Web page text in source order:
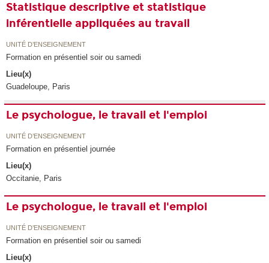
Statistique descriptive et statistique
inférentielle appliquées au travail
UNITÉ D’ENSEIGNEMENT
Formation en présentiel soir ou samedi
Lieu(x)
Guadeloupe, Paris
Le psychologue, le travail et l'emploi
UNITÉ D’ENSEIGNEMENT
Formation en présentiel journée
Lieu(x)
Occitanie, Paris
Le psychologue, le travail et l'emploi
UNITÉ D’ENSEIGNEMENT
Formation en présentiel soir ou samedi
Lieu(x)